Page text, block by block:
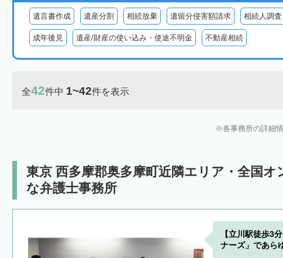
遺言書作成 遺産分割 相続放棄 遺留分侵害額請求 相続人調査
成年後見 遺産/財産の使い込み・使途不明金 不動産相続
全42件中 1~42件を表示
各事務所の詳細
東京 西多摩郡奥多摩町近隣エリア・全国
な弁護士事務所
【立川駅徒歩3
ナーズ」であら